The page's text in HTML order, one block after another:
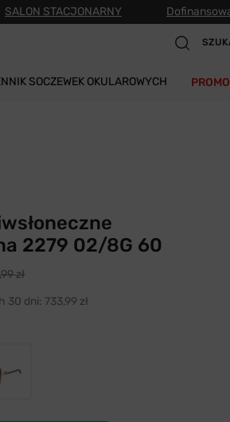
SALON STACJONARNY
SOCZEWEK OKULAROWYCH
2279 02/8G 60
zł
30 dni: 733,99 zł